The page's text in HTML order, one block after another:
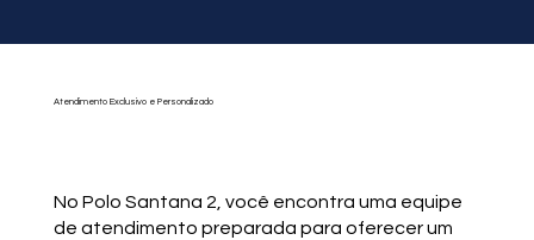
Atendimento Exclusivo e Personalizado
No Polo Santana 2, você encontra uma equipe
de atendimento preparada para oferecer um